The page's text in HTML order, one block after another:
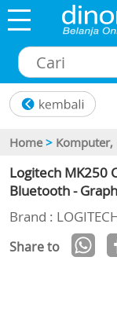
Home > Komputer,
Logitech MK250
Bluetooth -
Brand :
Share to